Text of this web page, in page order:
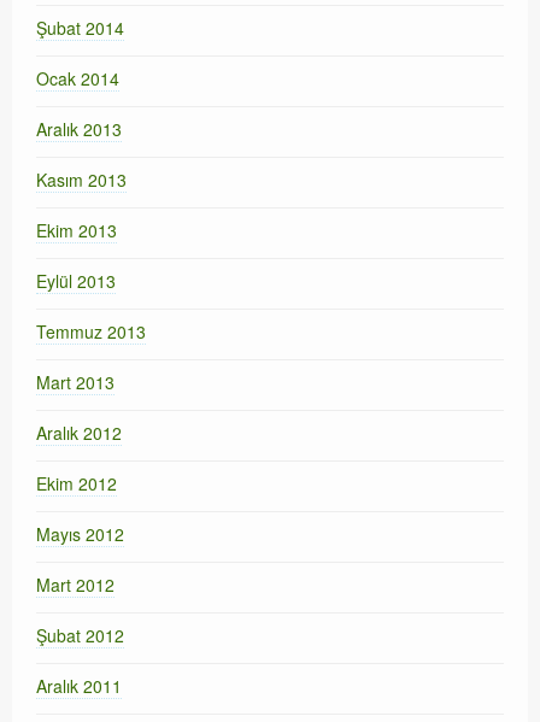
Şubat 2014
Ocak 2014
Aralık 2013
Kasım 2013
Ekim 2013
Eylül 2013
Temmuz 2013
Mart 2013
Aralık 2012
Ekim 2012
Mayıs 2012
Mart 2012
Şubat 2012
Aralık 2011